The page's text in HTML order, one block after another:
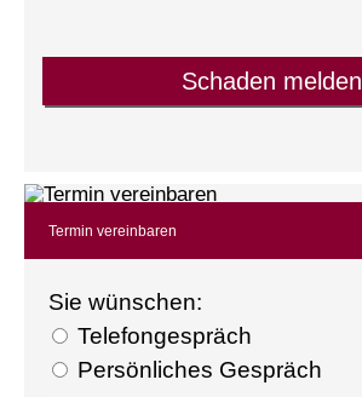
Schaden melden
Termin ver­ein­baren
Sie wün­schen:
Tele­fon­ge­spräch
Persönliches Gespräch